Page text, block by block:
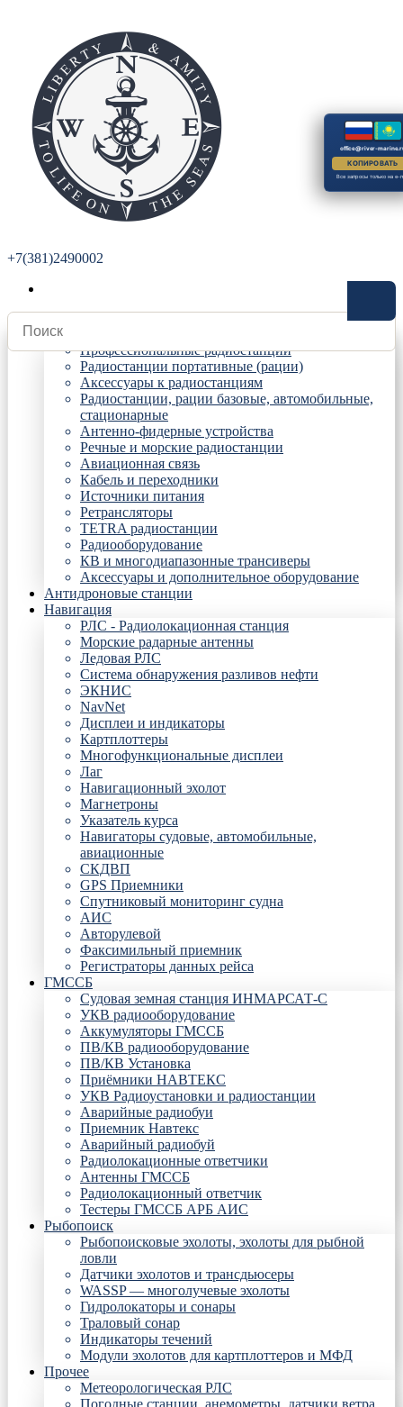
+7(381)2490002
Радиостанции
Профессиональные радиостанции
Радиостанции портативные (рации)
Аксессуары к радиостанциям
Радиостанции, рации базовые, автомобильные,
стационарные
Антенно-фидерные устройства
Речные и морские радиостанции
Авиационная связь
Кабель и переходники
Источники питания
Ретрансляторы
TETRA радиостанции
Радиооборудование
КВ и многодиапазонные трансиверы
Аксессуары и дополнительное оборудование
Антидроновые станции
Навигация
РЛС - Радиолокационная станция
Морские радарные антенны
Ледовая РЛС
Система обнаружения разливов нефти
ЭКНИС
NavNet
Дисплеи и индикаторы
Картплоттеры
Многофункциональные дисплеи
Лаг
Навигационный эхолот
Магнетроны
Указатель курса
Навигаторы судовые, автомобильные,
авиационные
СКДВП
GPS Приемники
Спутниковый мониторинг судна
АИС
Авторулевой
Факсимильный приемник
Регистраторы данных рейса
ГМССБ
Судовая земная станция ИНМАРСАТ-С
УКВ радиооборудование
Аккумуляторы ГМССБ
ПВ/КВ радиооборудование
ПВ/КВ Установка
Приёмники НАВТЕКС
УКВ Радиоустановки и радиостанции
Аварийные радиобуи
Приемник Навтекс
Аварийный радиобуй
Радиолокационные ответчики
Антенны ГМССБ
Радиолокационный ответчик
Тестеры ГМССБ АРБ АИС
Рыбопоиск
Рыбопоисковые эхолоты, эхолоты для рыбной
ловли
Датчики эхолотов и трансдьюсеры
WASSP — многолучевые эхолоты
Гидролокаторы и сонары
Траловый сонар
Индикаторы течений
Модули эхолотов для картплоттеров и МФД
Прочее
Метеорологическая РЛС
Погодные станции, анемометры, датчики ветра
office@river-
КОПИРОВАТЬ
Все запросы только на e-